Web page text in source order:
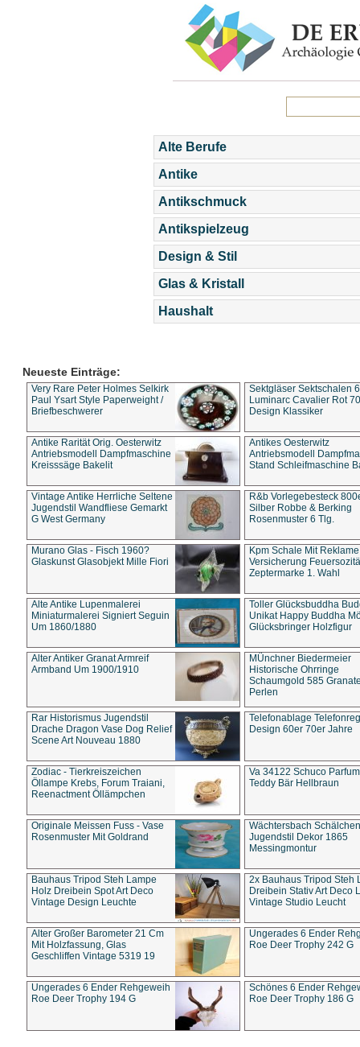
Alte Berufe
Antike
Antikschmuck
Antikspielzeug
Design & Stil
Glas & Kristall
Haushalt
Neueste Einträge:
Very Rare Peter Holmes Selkirk
Paul Ysart Style Paperweight /
Briefbeschwerer
Sektgläser Sektschalen
Luminarc Cavalier Rot
Design Klassiker
Antike Rarität Orig. Oesterwitz
Antriebsmodell Dampfmaschine
Kreisssäge Bakelit
Antikes Oesterwitz
Antriebsmodell
Stand Schleifmaschine
Vintage Antike Herrliche Seltene
Jugendstil Wandfliese Gemarkt
G West Germany
R&b Vorlegebesteck
Silber Robbe & Berking
Rosenmuster 6 Tlg.
Murano Glas - Fisch 1960?
Glaskunst Glasobjekt Mille Fiori
Kpm Schale Mit Reklame
Versicherung
Zeptermarke 1. Wahl
Alte Antike Lupenmalerei
Miniaturmalerei Signiert Seguin
Um 1860/1880
Toller Glücksbuddha
Unikat Happy Buddha
Glücksbringer Holzfigur
Alter Antiker Granat Armreif
Armband Um 1900/1910
MÜnchner Biedermeier
Historische Ohrringe
Schaumgold 585
Perlen
Rar Historismus Jugendstil
Drache Dragon Vase Dog Relief
Scene Art Nouveau 1880
Telefonablage
Design 60er 70er Jahre
Zodiac - Tierkreiszeichen
Öllampe Krebs, Forum Traiani,
Reenactment Öllämpchen
Va 34122 Schuco
Teddy Bär Hellbraun
Originale Meissen Fuss - Vase
Rosenmuster Mit Goldrand
Wächtersbach Schälchen
Jugendstil Dekor 1865
Messingmontur
Bauhaus Tripod Steh Lampe
Holz Dreibein Spot Art Deco
Vintage Design Leuchte
2x Bauhaus Tripod Steh
Dreibein Stativ Art Deco
Vintage Studio Leucht
Alter Großer Barometer 21 Cm
Mit Holzfassung, Glas
Geschliffen Vintage 5319 19
Ungerades 6 Ender
Roe Deer Trophy 242 G
Ungerades 6 Ender Rehgeweih
Roe Deer Trophy 194 G
Schönes 6 Ender
Roe Deer Trophy 186 G